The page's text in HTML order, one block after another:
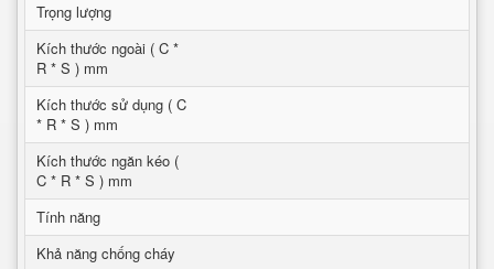
Trọng lượng
Kích thước ngoài ( C *
R * S ) mm
Kích thước sử dụng ( C
* R * S ) mm
Kích thước ngăn kéo (
C * R * S ) mm
Tính năng
Khả năng chống cháy